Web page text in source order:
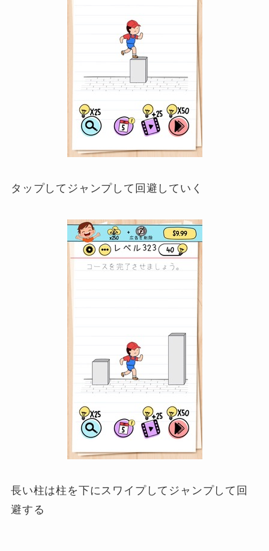
タップしてジャンプして回避していく
長い柱は柱を下にスワイプしてジャンプして回
避する